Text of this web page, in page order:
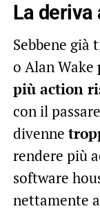
La deriva
Sebbene già
o Alan Wake
più action
con il
divenne
rendere più
software
nettamente